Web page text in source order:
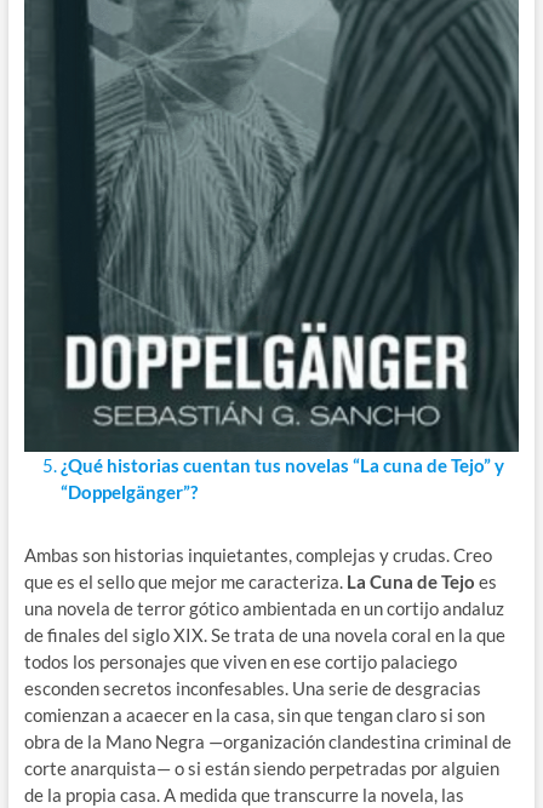
¿Qué historias cuentan tus novelas “La cuna de Tejo” y
“Doppelgänger”?
Ambas son historias inquietantes, complejas y crudas. Creo
que es el sello que mejor me caracteriza. La Cuna de Tejo es
una novela de terror gótico ambientada en un cortijo andaluz
de finales del siglo XIX. Se trata de una novela coral en la que
todos los personajes que viven en ese cortijo palaciego
esconden secretos inconfesables. Una serie de desgracias
comienzan a acaecer en la casa, sin que tengan claro si son
obra de la Mano Negra —organización clandestina criminal de
corte anarquista— o si están siendo perpetradas por alguien
de la propia casa. A medida que transcurre la novela, las